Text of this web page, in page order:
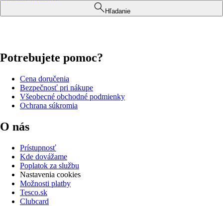
Hľadanie
Potrebujete pomoc?
Cena doručenia
Bezpečnosť pri nákupe
Všeobecné obchodné podmienky
Ochrana súkromia
O nás
Prístupnosť
Kde dovážame
Poplatok za službu
Nastavenia cookies
Možnosti platby
Tesco.sk
Clubcard